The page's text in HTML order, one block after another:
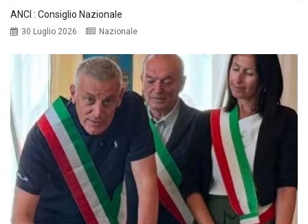
ANCI : Consiglio Nazionale
30 Luglio 2026 Nazionale